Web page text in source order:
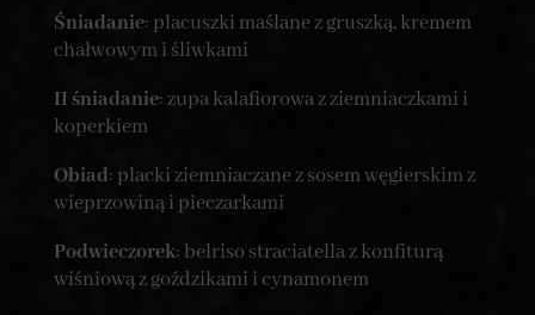
Śniadanie: placuszki maślane z gruszką, kremem
chałwowym i śliwkami
II śniadanie: zupa kalafiorowa z ziemniaczkami i
koperkiem
Obiad: placki ziemniaczane z sosem węgierskim z
wieprzowiną i pieczarkami
Podwieczorek: belriso straciatella z konfiturą
wiśniową z goździkami i cynamonem